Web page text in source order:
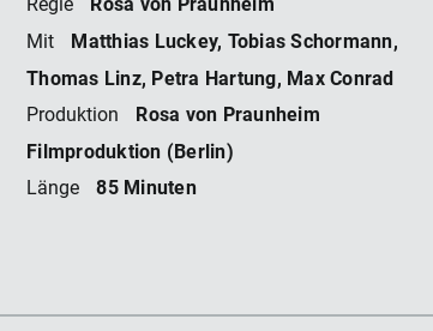
Mit
Matthias Luckey, Tobias Schormann,
Thomas Linz, Petra Hartung, Max Conrad
Produktion
Rosa von Praunheim
Filmproduktion (Berlin)
Länge 85 Minuten